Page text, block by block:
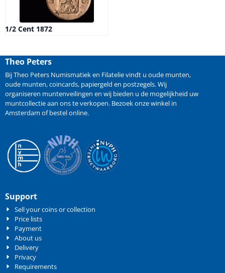
1/2 Cent 1872
Theo Peters
Bij Theo Peters Numismatiek en Filatelie vindt u oude munten,
oude munten,coincards, papiergeld en postzegels. Wij
organiseren muntenveilingen en wij bieden u de mogelijkheid uw
muntcollectie aan ons te verkopen. Bezoek onze winkel in
Amsterdam of bestel online.
Support
Sell your coins or collection
Price lists
Payment
About us
Delivery
Privacy
Requirements